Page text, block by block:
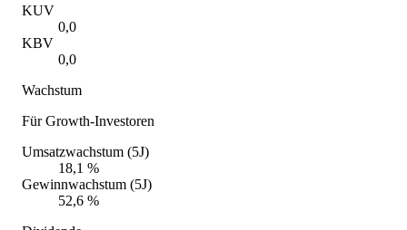
KUV
0,0
KBV
0,0
Wachstum
Für Growth-Investoren
Umsatzwachstum (5J)
18,1 %
Gewinnwachstum (5J)
52,6 %